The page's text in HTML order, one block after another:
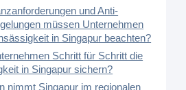
und Anti-
müssen Unternehmen
in Singapur beachten?
Schritt für Schritt die
in Singapur sichern?
nimmt Singapur im regionalen